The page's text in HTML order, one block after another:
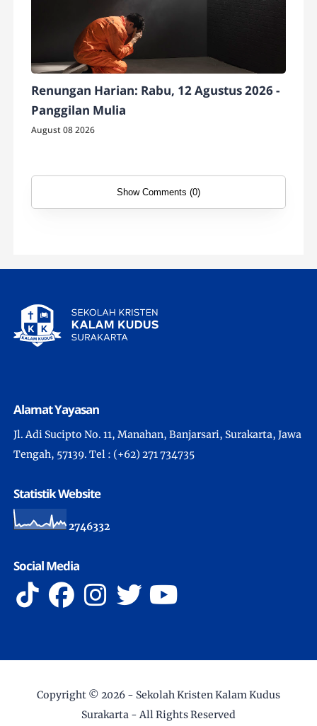
Renungan Harian: Rabu, 12 Agustus 2026 -
Panggilan Mulia
August 08 2026
Show Comments (0)
Alamat Yayasan
Jl. Adi Sucipto No. 11, Manahan, Banjarsari, Surakarta, Jawa
Tengah, 57139. Tel : (+62) 271 734735
Statistik Website
2746332
Social Media
Copyright © 2026 - Sekolah Kristen Kalam Kudus
Surakarta - All Rights Reserved